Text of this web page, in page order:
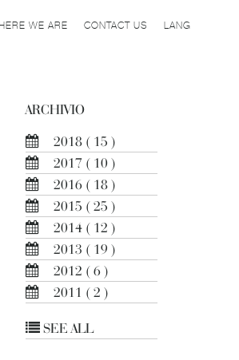
WE ARE CONTACT US LANG
ARCHIVIO
2018 ( 15 )
2017 ( 10 )
2016 ( 18 )
2015 ( 25 )
2014 ( 12 )
2013 ( 19 )
2012 ( 6 )
2011 ( 2 )
SEE ALL